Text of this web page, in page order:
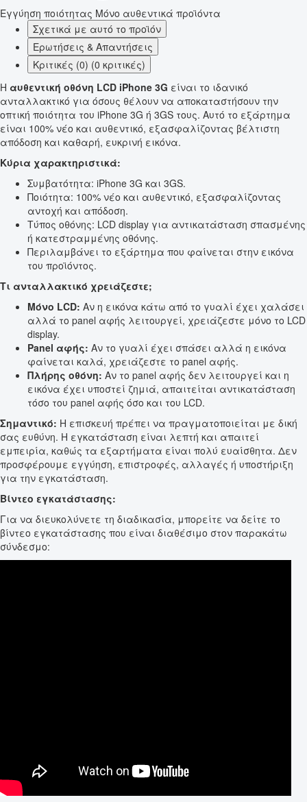
Εγγύηση ποιότητας Μόνο αυθεντικά προϊόντα
Σχετικά με αυτό το προϊόν
Ερωτήσεις & Απαντήσεις
Κριτικές (0) (0 κριτικές)
Η αυθεντική οθόνη LCD iPhone 3G είναι το ιδανικό
ανταλλακτικό για όσους θέλουν να αποκαταστήσουν την
οπτική ποιότητα του iPhone 3G ή 3GS τους. Αυτό το εξάρτημα
είναι 100% νέο και αυθεντικό, εξασφαλίζοντας βέλτιστη
απόδοση και καθαρή, ευκρινή εικόνα.
Κύρια χαρακτηριστικά:
Συμβατότητα: iPhone 3G και 3GS.
Ποιότητα: 100% νέο και αυθεντικό, εξασφαλίζοντας
αντοχή και απόδοση.
Τύπος οθόνης: LCD display για αντικατάσταση σπασμένης
ή κατεστραμμένης οθόνης.
Περιλαμβάνει το εξάρτημα που φαίνεται στην εικόνα
του προϊόντος.
Τι ανταλλακτικό χρειάζεστε;
Μόνο LCD: Αν η εικόνα κάτω από το γυαλί έχει χαλάσει
αλλά το panel αφής λειτουργεί, χρειάζεστε μόνο το LCD
display.
Panel αφής: Αν το γυαλί έχει σπάσει αλλά η εικόνα
φαίνεται καλά, χρειάζεστε το panel αφής.
Πλήρης οθόνη: Αν το panel αφής δεν λειτουργεί και η
εικόνα έχει υποστεί ζημιά, απαιτείται αντικατάσταση
τόσο του panel αφής όσο και του LCD.
Σημαντικό: Η επισκευή πρέπει να πραγματοποιείται με δική
σας ευθύνη. Η εγκατάσταση είναι λεπτή και απαιτεί
εμπειρία, καθώς τα εξαρτήματα είναι πολύ ευαίσθητα. Δεν
προσφέρουμε εγγύηση, επιστροφές, αλλαγές ή υποστήριξη
για την εγκατάσταση.
Βίντεο εγκατάστασης:
Για να διευκολύνετε τη διαδικασία, μπορείτε να δείτε το
βίντεο εγκατάστασης που είναι διαθέσιμο στον παρακάτω
σύνδεσμο: